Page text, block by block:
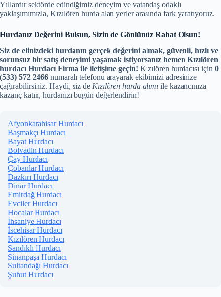
Yıllardır sektörde edindiğimiz deneyim ve vatandaş odaklı
yaklaşımımızla, Kızılören hurda alan yerler arasında fark yaratıyoruz.
Hurdanız Değerini Bulsun, Sizin de Gönlünüz Rahat Olsun!
Siz de elinizdeki hurdanın gerçek değerini almak, güvenli, hızlı ve
sorunsuz bir satış deneyimi yaşamak istiyorsanız hemen Kızılören
hurdacı Hurdacı Firma ile iletişime geçin! Kızılören hurdacısı için 0
(533) 572 2466 numaralı telefonu arayarak ekibimizi adresinize
çağırabilirsiniz. Haydi, siz de Kızılören hurda alımı ile kazancınıza
kazanç katın, hurdanızı bugün değerlendirin!
Afyonkarahisar Hurdacı
Başmakçı Hurdacı
Bayat Hurdacı
Bolvadin Hurdacı
Çay Hurdacı
Çobanlar Hurdacı
Dazkırı Hurdacı
Dinar Hurdacı
Emirdağ Hurdacı
Evciler Hurdacı
Hocalar Hurdacı
İhsaniye Hurdacı
İscehisar Hurdacı
Kızılören Hurdacı
Sandıklı Hurdacı
Sinanpaşa Hurdacı
Sultandağı Hurdacı
Şuhut Hurdacı